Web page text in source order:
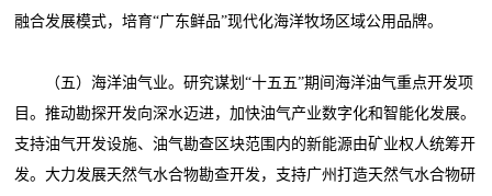
融合发展模式，培育“广东鲜品”现代化海洋牧场区域公用品牌。
（五）海洋油气业。研究谋划“十五五”期间海洋油气重点开发项
目。推动勘探开发向深水迈进，加快油气产业数字化和智能化发展。
支持油气开发设施、油气勘查区块范围内的新能源由矿业权人统筹开
发。大力发展天然气水合物勘查开发，支持广州打造天然气水合物研